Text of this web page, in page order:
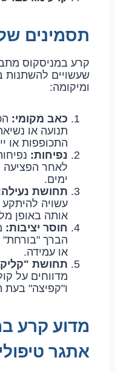
תסמינים
קרע במניסקוס
שעשויים
ומיקומה:
כאב מקומי:
תנועה או
התכופפות או
נפיחות:
לאחר הפציעה
ימים.
תחושת
עשויה להיתקע
אותה באופן
חוסר יציבות:
הברך "בורחת"
או עמידה.
תחושת
מדווחים על
ו"קפיצה" בעת
מדוע קרע
אתגר